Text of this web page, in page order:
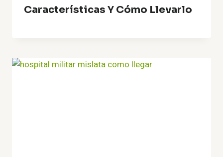
Características Y Cómo Llevarlo